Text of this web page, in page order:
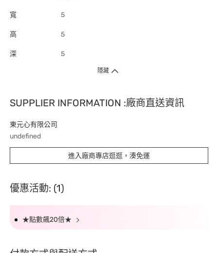
寬 5
高 5
深 5
隱藏
SUPPLIER INFORMATION :廠商直送資訊
東元心有限公司
undefined
進入廠商專店逛逛，湊免運
優惠活動: (1)
★點數飆20倍★